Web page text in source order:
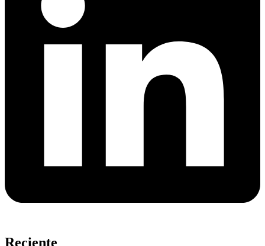
Reciente